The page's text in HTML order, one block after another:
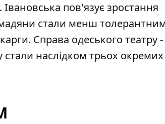
. Івановська пов'язує зростання
стали менш
Справа одеського театру
наслідком трьох окремих